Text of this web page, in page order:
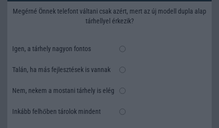
Megérné Önnek telefont váltani csak azért, mert az új modell dupla alap
tárhellyel érkezik?
Igen, a tárhely nagyon fontos
Talán, ha más fejlesztések is vannak
Nem, nekem a mostani tárhely is elég
Inkább felhőben tárolok mindent